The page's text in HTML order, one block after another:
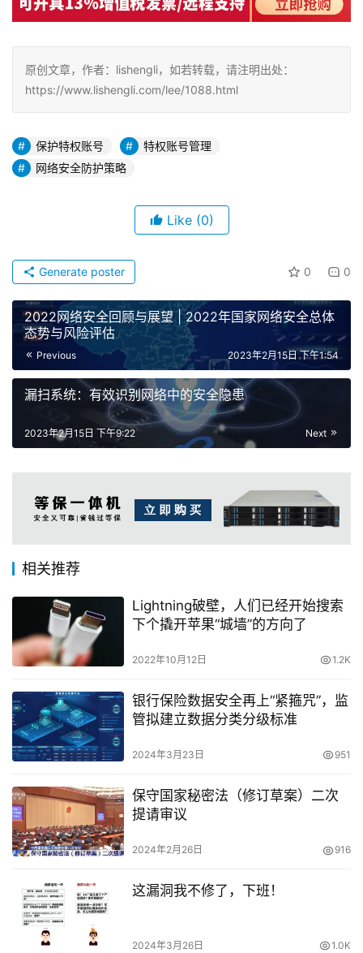
原创文章，作者：lishengli，如若转载，请注明出处：
https://www.lishengli.com/lee/1088.html
保护特权账号
特权账号管理
网络安全防护策略
Like (0)
0 0
Generate poster
2022网络安全回顾与展望 | 2022年国家网络安全总体
态势与风险评估
Previous 2023年2月15日 下午1:54
漏扫系统：有效识别网络中的安全隐患
Next
2023年2月15日 下午9:22
相关推荐
Lightning破壁，人们已经开始搜索
下个撬开苹果“城墙”的方向了
2022年10月12日 1.2K
银行保险数据安全再上“紧箍咒”，监
管拟建立数据分类分级标准
2024年3月23日 951
保守国家秘密法（修订草案）二次
提请审议
2024年2月26日 916
这漏洞我不修了，下班！
2024年3月26日 1.0K